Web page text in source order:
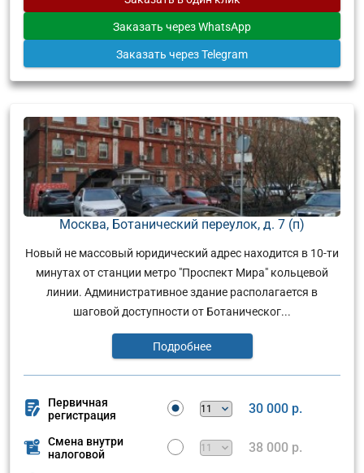
Заказать через WhatsApp
Заказать через Telegram
Москва, Ботанический переулок, д. 7 (п)
Новый не массовый юридический адрес находится в 10-ти
минутах от станции метро "Проспект Мира" кольцевой
линии. Административное здание располагается в
шаговой доступности от Ботаническог...
Подробнее
Первичная
регистрация
30 000 р.
Смена внутри
налоговой
38 000 р.